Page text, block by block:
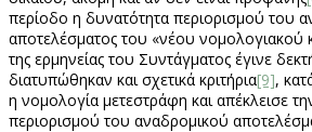
περίοδο η δυνατότητα περιορισμού του
αποτελέσματος του «νέου νομολογιακού
της ερμηνείας του Συντάγματος έγινε
διατυπώθηκαν και σχετικά κριτήρια[9],
η νομολογία μετεστράφη και απέκλεισε
περιορισμού του αναδρομικού